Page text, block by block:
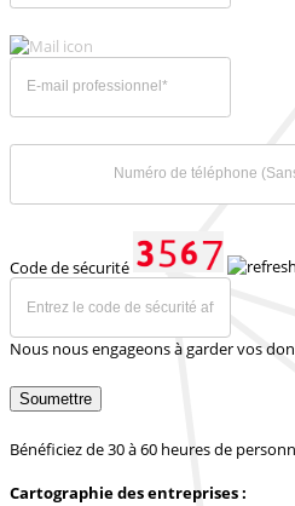
Code de sécurité
Nous nous engageons à garder vos
Soumettre
Bénéficiez de 30 à 60 heures de
Cartographie des entreprises :